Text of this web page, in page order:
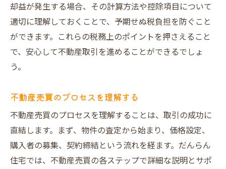
却益が発生する場合、その計算方法や控除項目について
適切に理解しておくことで、予期せぬ税負担を防ぐこと
ができます。これらの税務上のポイントを押さえること
で、安心して不動産取引を進めることができるでしょ
う。
不動産売買のプロセスを理解する
不動産売買のプロセスを理解することは、取引の成功に
直結します。まず、物件の査定から始まり、価格設定、
購入者の募集、契約締結という流れを経ます。だんらん
住宅では、不動産売買の各ステップで詳細な説明とサポ